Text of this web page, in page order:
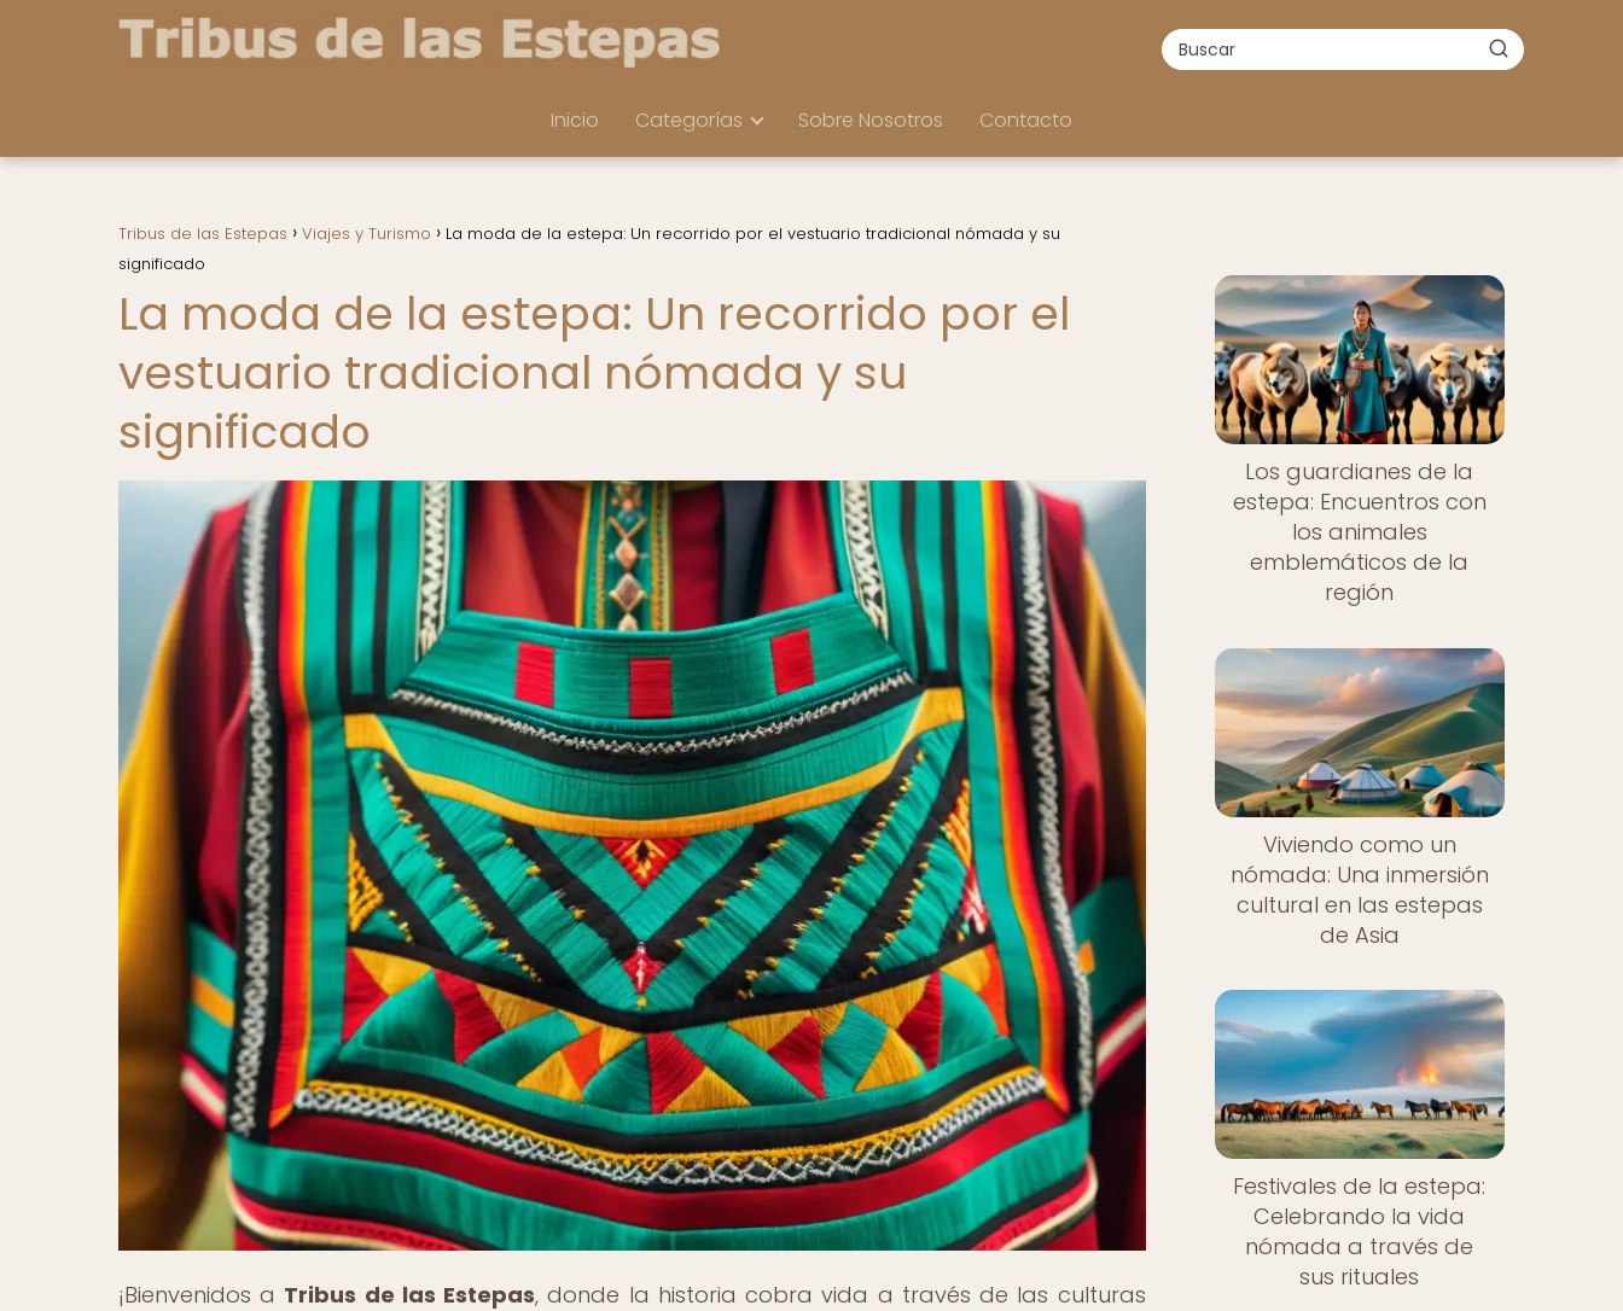
Inicio Categorías Sobre Nosotros Contacto
Tribus de las Estepas Viajes y Turismo
La moda de la estepa: Un recorrido por el vestuario tradicional nómada y su
significado
La moda de la estepa: Un recorrido por el
vestuario tradicional nómada y su
significado
¡Bienvenidos a Tribus de las Estepas, donde la historia cobra vida a través de las culturas
Los guardianes de la
estepa: Encuentros con
los animales
emblemáticos de la
región
Viviendo como un
nómada: Una inmersión
cultural en las estepas
de Asia
Festivales de la estepa:
Celebrando la vida
nómada a través de
sus rituales